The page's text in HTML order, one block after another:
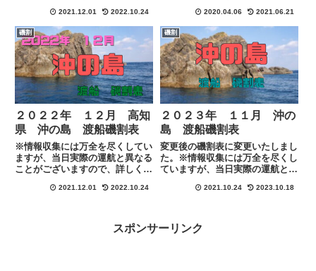
は万全を尽くしていますが、当日
実際の運航と異なることがござい
ますので、詳しくは各渡船に下記
のリンクにある連絡先にて直接
ご...
2021.12.01 2022.10.24
先にて直接ご確認お願い致しま
す。
MafRakutenWidgetParam=funct
ion() { return{ s...
2020.04.06 2021.06.21
磯割
２０２２年 １２月 高知
県 沖の島 渡船磯割表
※情報収集には万全を尽くしてい
ますが、当日実際の運航と異なる
ことがございますので、詳しくは
先にて直接ご確認お願い致しま
2021.12.01 2022.10.24
磯割
２０２３年 １１月 沖の
島 渡船磯割表
変更後の磯割表に変更いたしまし
た。※情報収集には万全を尽くし
ていますが、当日実際の運航と異
くは各渡船に下記のリンクにある
2021.10.24 2023.10.18
スポンサーリンク